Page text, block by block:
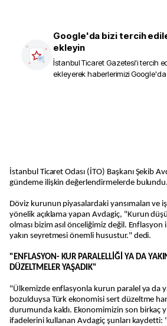
Google'da bizi tercih
ekleyin
İstanbul Ticaret Gazetesi'i tercih
ekleyerek haberlerimizi
İstanbul Ticaret Odası (İTO) Başkanı Şekib
gündeme ilişkin değerlendirmelerde bulundu.
Döviz kurunun piyasalardaki yansımaları ve
yönelik açıklama yapan Avdagiç, "Kurun
olması bizim asıl önceliğimiz değil.
yakın seyretmesi önemli husustur." dedi.
"ENFLASYON- KUR PARALELLİĞİ YA DA
DÜZELTMELER YAŞADIK"
"Ülkemizde enflasyonla kurun paralel ya da
bozulduysa Türk ekonomisi sert düzeltme
durumunda kaldı. Ekonomimizin son birkaç
ifadelerini kullanan Avdagiç şunları kaydetti: